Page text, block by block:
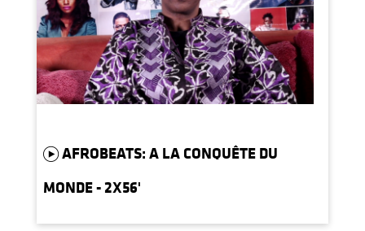
AFROBEATS: A LA CONQUÊTE DU
MONDE - 2X56'